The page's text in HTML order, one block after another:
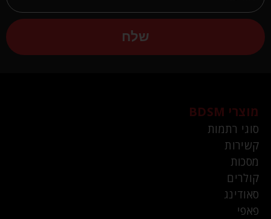
שלח
מוצרי BDSM
סוגי רתמות
קשירות
מסכות
קולרים
סאודינג
פאפי